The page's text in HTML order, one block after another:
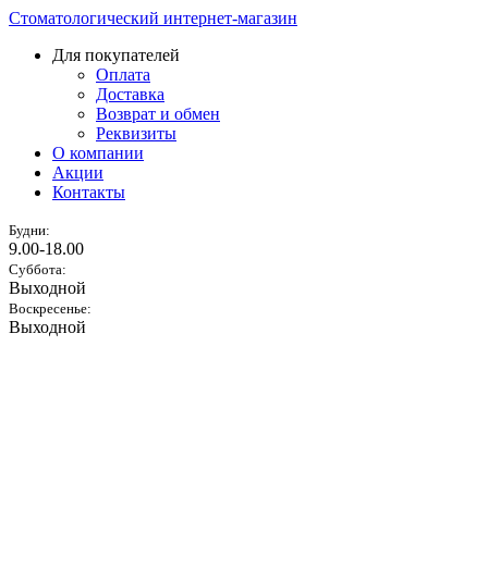
Стоматологический интернет-магазин
Для покупателей
Оплата
Доставка
Возврат и обмен
Реквизиты
О компании
Акции
Контакты
Будни:
9.00-18.00
Суббота:
Выходной
Воскресенье:
Выходной